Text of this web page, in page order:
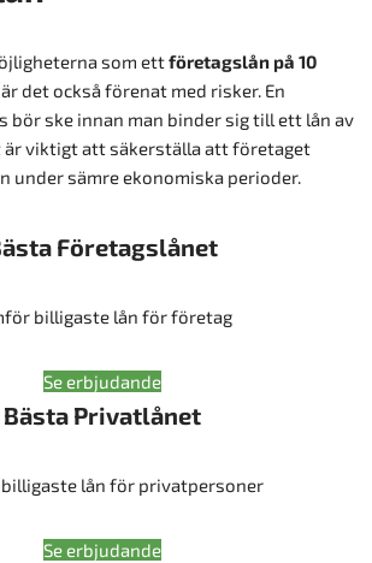
som ettföretagslån på 10
det också förenat med risker. En
bör ske innan man binder sig till ett lån av
är viktigt att säkerställa att företaget
under sämre ekonomiska perioder.
Företagslånet
billigaste lån för företag
Se erbjudande
Bästa Privatlånet
billigaste lån för privatpersoner
Se erbjudande